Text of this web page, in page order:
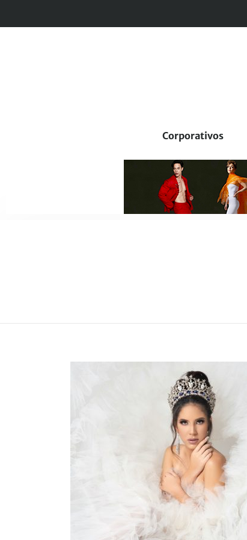
Corporativos